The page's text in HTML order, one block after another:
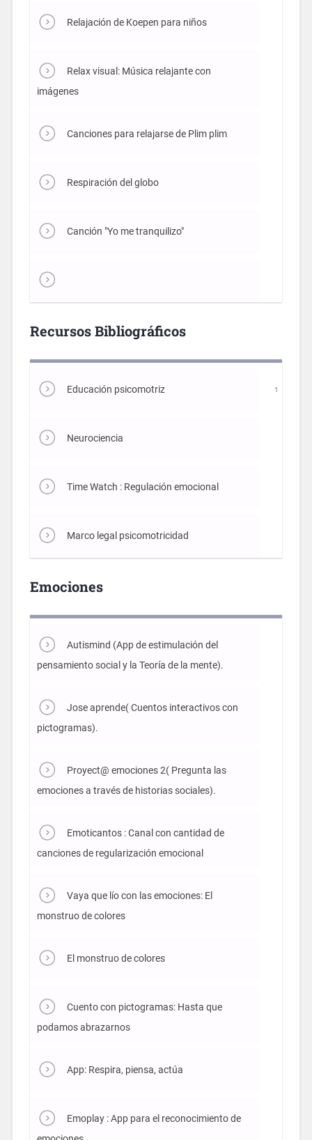
Relajación de Koepen para niños
Relax visual: Música relajante con
imágenes
Canciones para relajarse de Plim plim
Respiración del globo
Canción "Yo me tranquilizo"
Recursos Bibliográficos
Educación psicomotriz 1
Neurociencia
Time Watch : Regulación emocional
Marco legal psicomotricidad
Emociones
Autismind (App de estimulación del
pensamiento social y la Teoría de la mente).
Jose aprende( Cuentos interactivos con
pictogramas).
Proyect@ emociones 2( Pregunta las
emociones a través de historias sociales).
Emoticantos : Canal con cantidad de
canciones de regularización emocional
Vaya que lío con las emociones: El
monstruo de colores
El monstruo de colores
Cuento con pictogramas: Hasta que
podamos abrazarnos
App: Respira, piensa, actúa
Emoplay : App para el reconocimiento de